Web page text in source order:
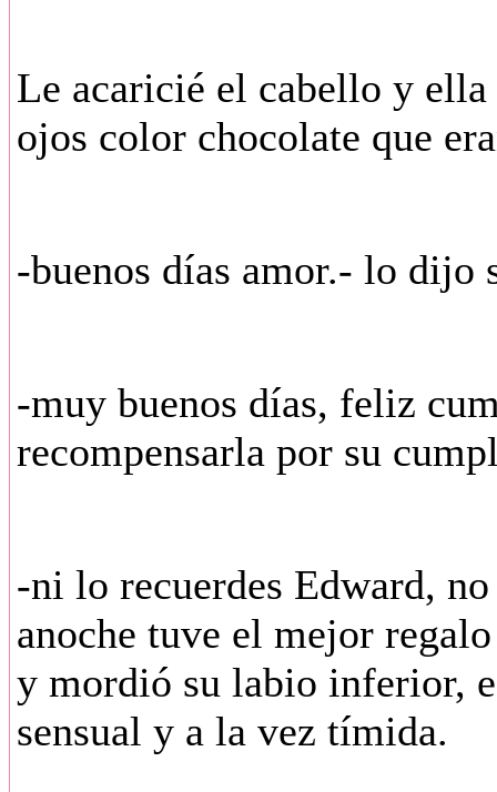
Le acaricié el cabello y ella
ojos color chocolate que
-buenos días amor.- lo dijo
-muy buenos días, feliz
recompensarla por su
-ni lo recuerdes Edward,
anoche tuve el mejor
y mordió su labio inferior,
sensual y a la vez tímida.